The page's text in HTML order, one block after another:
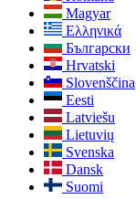
Magyar
Ελληνικά
Български
Hrvatski
Slovenščina
Eesti
Latviešu
Lietuvių
Svenska
Dansk
Suomi